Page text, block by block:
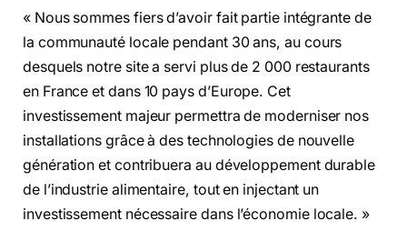
« Nous sommes fiers d’avoir fait partie intégrante de
la communauté locale pendant 30 ans, au cours
desquels notre site a servi plus de 2 000 restaurants
en France et dans 10 pays d’Europe. Cet
investissement majeur permettra de moderniser nos
installations grâce à des technologies de nouvelle
génération et contribuera au développement durable
de l’industrie alimentaire, tout en injectant un
investissement nécessaire dans l’économie locale. »